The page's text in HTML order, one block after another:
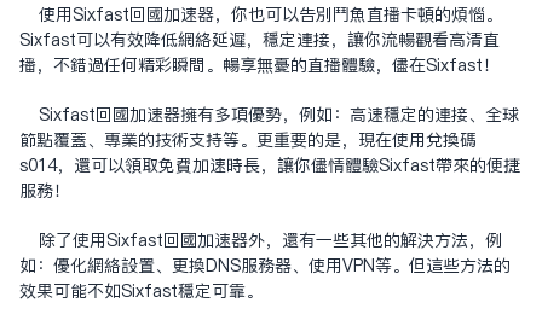
使用Sixfast回国加速器，你也可以告别斗鱼直播卡顿的烦恼。
Sixfast可以有效降低网络延迟，稳定连接，让你流畅观看高清直
播，不错过任何精彩瞬间。畅享无忧的直播体验，尽在Sixfast！
Sixfast回国加速器拥有多项优势，例如：高速稳定的连接、全球
节点覆盖、专业的技术支持等。更重要的是，现在使用兑换码
s014，还可以领取免费加速时长，让你尽情体验Sixfast带来的便捷
服务！
除了使用Sixfast回国加速器外，还有一些其他的解决方法，例
如：优化网络设置、更换DNS服务器、使用VPN等。但这些方法的
效果可能不如Sixfast稳定可靠。